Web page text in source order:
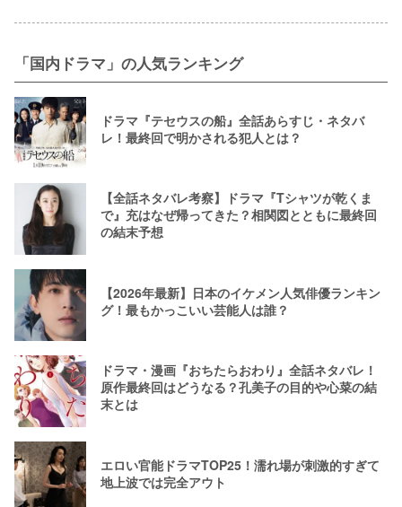
「国内ドラマ」の人気ランキング
ドラマ『テセウスの船』全話あらすじ・ネタバ
レ！最終回で明かされる犯人とは？
【全話ネタバレ考察】ドラマ『Tシャツが乾くま
で』充はなぜ帰ってきた？相関図とともに最終回
の結末予想
【2026年最新】日本のイケメン人気俳優ランキン
グ！最もかっこいい芸能人は誰？
ドラマ・漫画『おちたらおわり』全話ネタバレ！
原作最終回はどうなる？孔美子の目的や心菜の結
末とは
エロい官能ドラマTOP25！濡れ場が刺激的すぎて
地上波では完全アウト